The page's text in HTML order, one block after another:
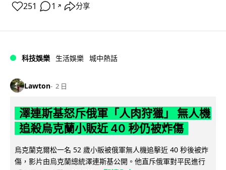
251 1 ↗ 分享
科技娛樂 生活娛樂 城中熱話
Lawton 2 日
澤連斯基怒斥俄軍「人肉狩獵」 無人機
追殺烏克蘭小販近 40 秒仍被炸傷
烏克蘭克爾松一名 52 歲小販被俄軍無人機追擊近 40 秒後被炸
傷，影片由烏克蘭總統澤連斯基公開。他直斥俄軍對平民進行